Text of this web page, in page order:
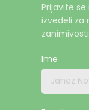
Prijavite
izvedeli za
Ime